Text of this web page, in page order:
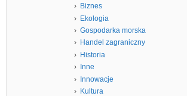
Biznes
Ekologia
Gospodarka morska
Handel zagraniczny
Historia
Inne
Innowacje
Kultura